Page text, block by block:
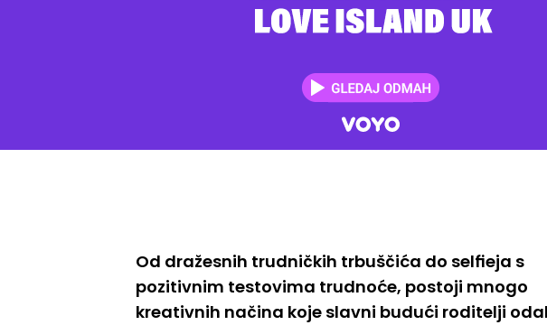
Od dražesnih trudničkih trbuščića do selfieja s
pozitivnim testovima trudnoće, postoji mnogo
kreativnih načina koje slavni budući roditelji